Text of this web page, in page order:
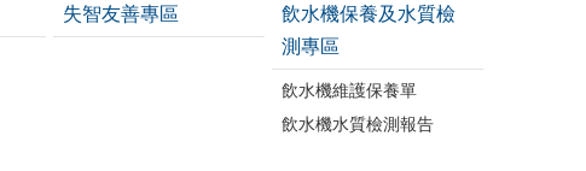
失智友善專區
飲水機保養及水質檢
測專區
飲水機維護保養單
飲水機水質檢測報告